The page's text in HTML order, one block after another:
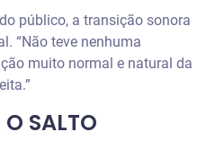
público, a transição sonora
“Não teve nenhuma
muito normal e natural da
O SALTO